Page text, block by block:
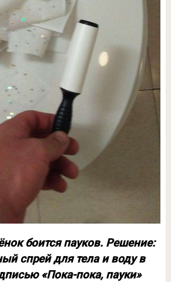
боится пауков. Решение:
спрей для тела и воду в
«Пока-пока, пауки»